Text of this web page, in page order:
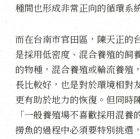
種間也形成非常正向的循環系
而在台南市官田區，陳天正的
是採用低密度、混合養殖的飼
的物種，混合養殖或輪流養殖
長比較好，也是對於環境相對
更有助於地力的恢復。但同時
「一般養殖場不喜歡採用混養
撈魚的過程中必須要特別挑選